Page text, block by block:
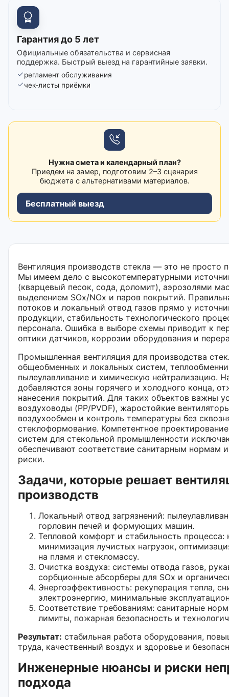
Гарантия до 5 лет
Официальные обязательства и сервисная
поддержка. Быстрый выезд на гарантийные заявки.
регламент обслуживания
чек-листы приёмки
Нужна смета и календарный план?
Приедем на замер, подготовим 2–3 сценария
бюджета с альтернативами материалов.
Бесплатный выезд
Вентиляция производств стекла — это не просто
Мы имеем дело с высокотемпературными
(кварцевый песок, сода, доломит), аэрозолями
выделением SOx/NOx и паров покрытий.
потоков и локальный отвод газов прямо у
продукции, стабильность технологического
персонала. Ошибка в выборе схемы приводит к
оптики датчиков, коррозии оборудования и
Промышленная вентиляция для производства
общеобменных и локальных систем,
пылеулавливание и химическую нейтрализацию.
добавляются зоны горячего и холодного конца,
нанесения покрытий. Для таких объектов важны
воздуховоды (PP/PVDF), жаростойкие
воздухообмен и контроль температуры без
стеклоформование. Компетентное
систем для стекольной промышленности
обеспечивают соответствие санитарным нормам
риски.
Задачи, которые решает
производств
Локальный отвод загрязнений:
горловин печей и формующих машин.
Тепловой комфорт и стабильность процесса:
минимизация лучистых нагрузок,
на пламя и стекломассу.
Очистка воздуха: системы отвода газов,
сорбционные абсорберы для SOx и
Энергоэффективность: рекуперация тепла,
электроэнергию, минимальные
Соответствие требованиям: санитарные
лимиты, пожарная безопасность и
Результат: стабильная работа оборудования,
труда, качественный воздух и здоровье и
Инженерные нюансы и риски
подхода